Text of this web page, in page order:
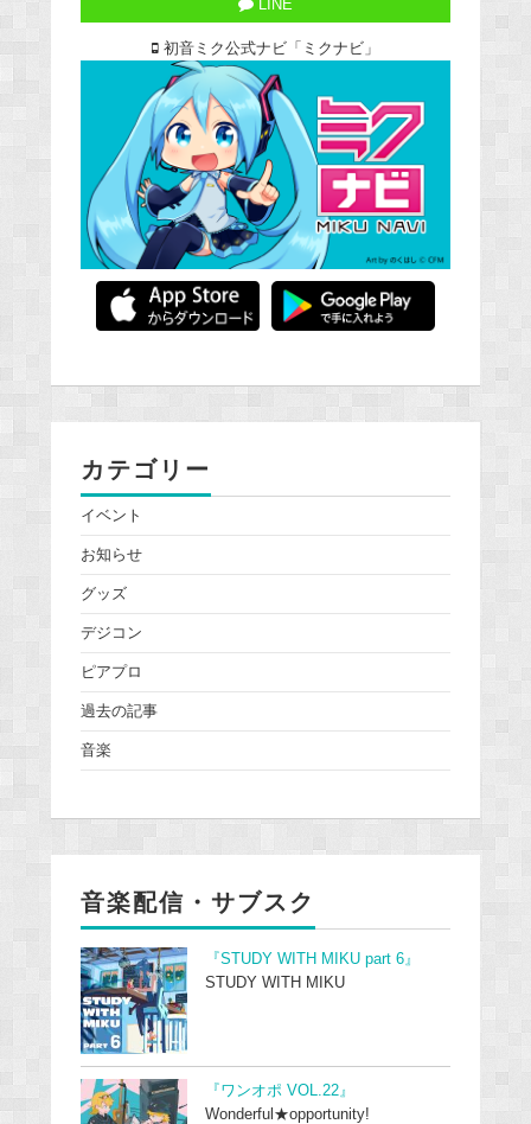
LINE
初音ミク公式ナビ「ミクナビ」
カテゴリー
イベント
お知らせ
グッズ
デジコン
ピアプロ
過去の記事
音楽
音楽配信・サブスク
『STUDY WITH MIKU part 6』
STUDY WITH MIKU
『ワンオポ VOL.22』
Wonderful★opportunity!